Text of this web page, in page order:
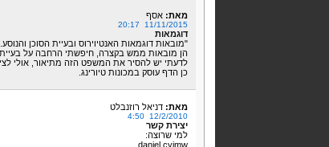
מאת: אסף
11/11/2015 20:17
דוגמאות
"מובאות דוגמאות האנטיוירוס ובעיית הסוכן
הן מובאות ממש בקצרה, חיפשתי הרחבה על בעיית
לדעתי יש להסיר את המשפט הזה מתיאור, אולי
כן הדף עוסק במכונות טיורינג.
מאת: דניאל רוזנבלט
12/2/2010 4:50
יצירת קשר
למי שרוצה:
daniel.cyjmw